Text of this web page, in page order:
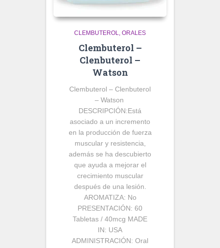
CLEMBUTEROL ORALES
Clembuterol –
Clenbuterol –
Watson
Clembuterol – Clenbuterol
– Watson
DESCRIPCIÓN:Está
asociado a un incremento
en la producción de fuerza
muscular y resistencia,
además se ha descubierto
que ayuda a mejorar el
crecimiento muscular
después de una lesión.
AROMATIZA: No
PRESENTACIÓN: 60
Tabletas / 40mcg MADE
IN: USA
ADMINISTRACIÓN: Oral